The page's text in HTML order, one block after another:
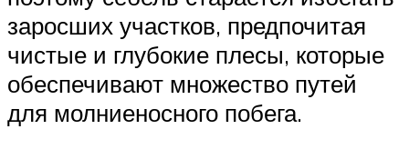
заросших участков, предпочитая
чистые и глубокие плесы, которые
обеспечивают множество путей
для молниеносного побега.